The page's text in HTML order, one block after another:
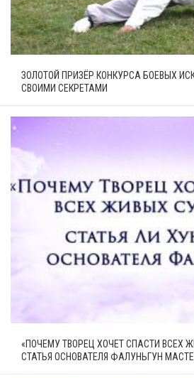
ЗОЛОТОЙ ПРИЗЁР КОНКУРСА БОЕВЫХ
СВОИМИ СЕКРЕТАМИ
«ПОЧЕМУ ТВОРЕЦ ХОЧЕТ СПАСТИ ВСЕХ
СТАТЬЯ ОСНОВАТЕЛЯ ФАЛУНЬГУН